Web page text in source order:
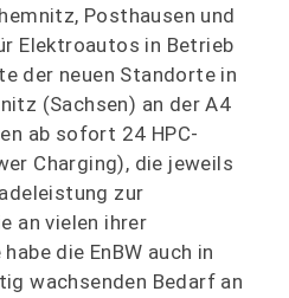
Posthausen und
Elektroautos in Betrieb
der neuen Standorte in
(Sachsen) an der A4
ab sofort 24 HPC-
Charging), die jeweils
zur
an vielen ihrer
die EnBW auch in
wachsenden Bedarf an